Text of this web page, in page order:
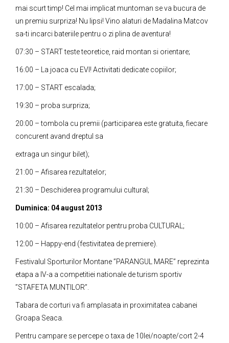
mai scurt timp! Cel mai implicat muntoman se va bucura de
un premiu surpriza! Nu lipsi! Vino alaturi de Madalina Matcov
sa-ti incarci bateriile pentru o zi plina de aventura!
07:30 – START teste teoretice, raid montan si orientare;
16:00 – La joaca cu EVI! Activitati dedicate copiilor;
17:00 – START escalada;
19:30 – proba surpriza;
20:00 – tombola cu premii (participarea este gratuita, fiecare
concurent avand dreptul sa
extraga un singur bilet);
21:00 – Afisarea rezultatelor;
21:30 – Deschiderea programului cultural;
Duminica: 04 august 2013
10:00 – Afisarea rezultatelor pentru proba CULTURAL;
12:00 – Happy-end (festivitatea de premiere).
Festivalul Sporturilor Montane ”PARANGUL MARE” reprezinta
etapa a IV-a a competitiei nationale de turism sportiv
”STAFETA MUNTILOR”.
Tabara de corturi va fi amplasata in proximitatea cabanei
Groapa Seaca.
Pentru campare se percepe o taxa de 10lei/noapte/cort 2-4